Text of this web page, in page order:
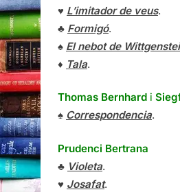
♥ L’imitador de veus.
♣ Formigó.
♠ El nebot de
♦ Tala.
Thomas Bernhard i
♠ Correspondencia.
Prudenci Bertrana
♣ Violeta.
♥ Josafat.